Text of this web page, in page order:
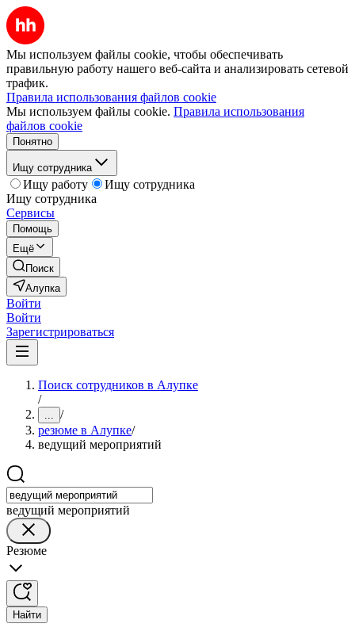
Мы используем файлы cookie, чтобы обеспечивать
правильную работу нашего веб-сайта и анализировать сетевой
трафик.
Правила использования файлов cookie
Мы используем файлы cookie. Правила использования
файлов cookie
Понятно
Ищу сотрудника
Ищу работу
Ищу сотрудника
Ищу сотрудника
Сервисы
Помощь
Ещё
Поиск
Алупка
Войти
Войти
Зарегистрироваться
Поиск сотрудников в Алупке
/
... /
резюме в Алупке/
ведущий мероприятий
ведущий мероприятий
Резюме
Найти